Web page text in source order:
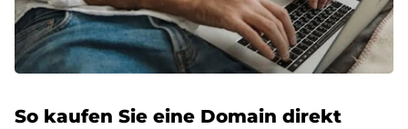
So kaufen Sie eine Domain direkt